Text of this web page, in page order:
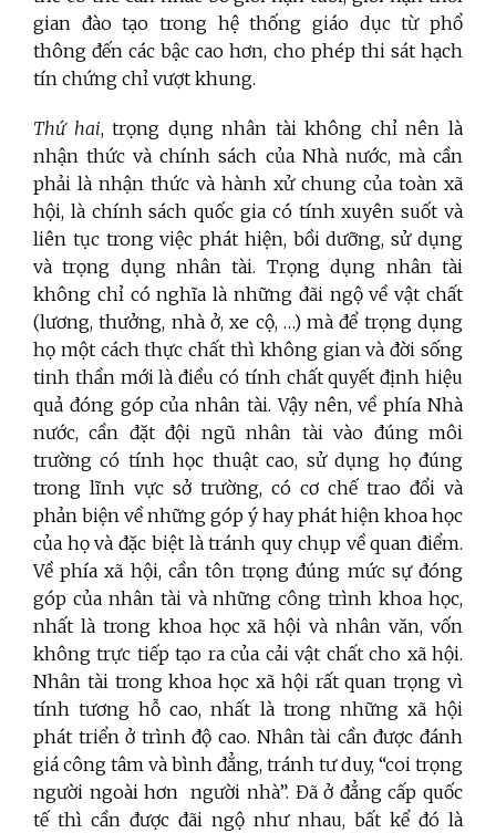
gian đào tạo trong hệ thống giáo dục từ phổ
thông đến các bậc cao hơn, cho phép thi sát hạch
tín chứng chỉ vượt khung.
Thứ hai, trọng dụng nhân tài không chỉ nên là
nhận thức và chính sách của Nhà nước, mà cần
phải là nhận thức và hành xử chung của toàn xã
hội, là chính sách quốc gia có tính xuyên suốt và
liên tục trong việc phát hiện, bồi dưỡng, sử dụng
và trọng dụng nhân tài. Trọng dụng nhân tài
không chỉ có nghĩa là những đãi ngộ về vật chất
(lương, thưởng, nhà ở, xe cộ, …) mà để trọng dụng
họ một cách thực chất thì không gian và đời sống
tinh thần mới là điều có tính chất quyết định hiệu
quả đóng góp của nhân tài. Vậy nên, về phía Nhà
nước, cần đặt đội ngũ nhân tài vào đúng môi
trường có tính học thuật cao, sử dụng họ đúng
trong lĩnh vực sở trường, có cơ chế trao đổi và
phản biện về những góp ý hay phát hiện khoa học
của họ và đặc biệt là tránh quy chụp về quan điểm.
Về phía xã hội, cần tôn trọng đúng mức sự đóng
góp của nhân tài và những công trình khoa học,
nhất là trong khoa học xã hội và nhân văn, vốn
không trực tiếp tạo ra của cải vật chất cho xã hội.
Nhân tài trong khoa học xã hội rất quan trọng vì
tính tương hỗ cao, nhất là trong những xã hội
phát triển ở trình độ cao. Nhân tài cần được đánh
giá công tâm và bình đẳng, tránh tư duy, “coi trọng
người ngoài hơn người nhà”. Đã ở đẳng cấp quốc
tế thì cần được đãi ngộ như nhau, bất kể đó là